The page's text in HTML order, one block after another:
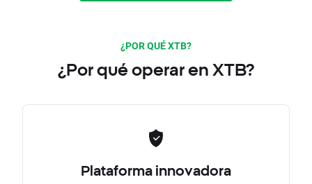
¿POR QUÉ XTB?
¿Por qué operar en XTB?
Plataforma innovadora